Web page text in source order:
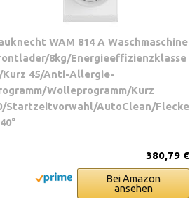
WAM 814 A Waschmaschine
8kg/Energieeffizienzklasse
Kurz 45/Anti-Allergie-
Wolleprogramm/Kurz
Startzeitvorwahl/AutoClean/Flecke
380,79 €
Bei Amazon
ansehen